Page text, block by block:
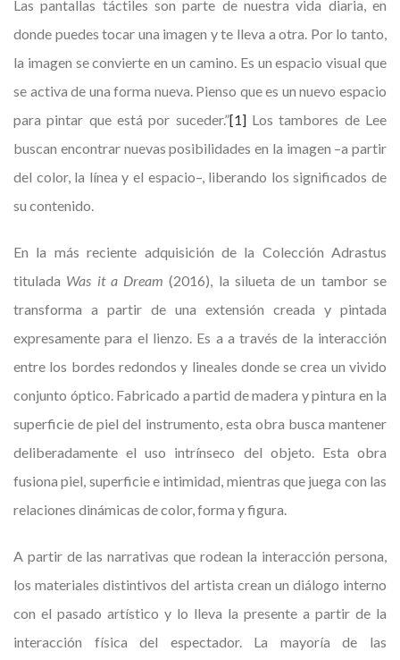
Las pantallas táctiles son parte de nuestra vida diaria, en
donde puedes tocar una imagen y te lleva a otra. Por lo tanto,
la imagen se convierte en un camino. Es un espacio visual que
se activa de una forma nueva. Pienso que es un nuevo espacio
para pintar que está por suceder.”[1]Los tambores de Lee
buscan encontrar nuevas posibilidades en la imagen –a partir
del color, la línea y el espacio–, liberando los significados de
su contenido.
En la más reciente adquisición de la Colección Adrastus
titulada Was it a Dream(2016), la silueta de un tambor se
transforma a partir de una extensión creada y pintada
expresamente para el lienzo. Es a a través de la interacción
entre los bordes redondos y lineales donde se crea un vivido
conjunto óptico. Fabricado a partid de madera y pintura en la
superficie de piel del instrumento, esta obra busca mantener
deliberadamente el uso intrínseco del objeto. Esta obra
fusiona piel, superficie e intimidad, mientras que juega con las
relaciones dinámicas de color, forma y figura.
A partir de las narrativas que rodean la interacción persona,
los materiales distintivos del artista crean un diálogo interno
con el pasado artístico y lo lleva la presente a partir de la
interacción física del espectador. La mayoría de las